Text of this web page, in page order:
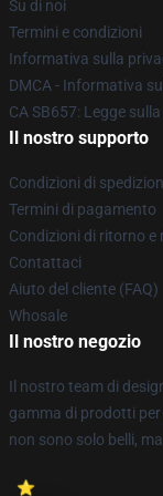
Su di noi
Termini e condizioni
Informativa sulla
DMCA - Informativa
CA SB657: Legge
Il nostro supporto
Condizioni di
Termini di pagamento
Condizioni di ritorno e
Contattaci
Aiuto del cliente (FAQ)
Whosale
Il nostro negozio
Il nostro team di
gamma di prodotti
non sono solo belli,